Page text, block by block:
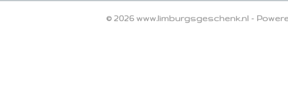
© 2026 www.limburgsgeschenk.nl -